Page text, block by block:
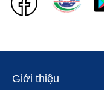
Giới thiệu